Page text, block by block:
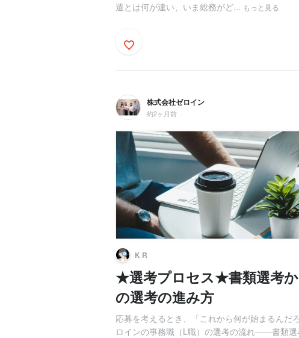
遣とは何が違い、いま総務がど... もっと見る
株式会社ゼロイン
約2ヶ月前
K R
★選考プロセス★書類選考
の選考の進み方
応募を考えるとき、「これから何が始まるんだ
ロインの事務職（L職）の選考の流れ――書類